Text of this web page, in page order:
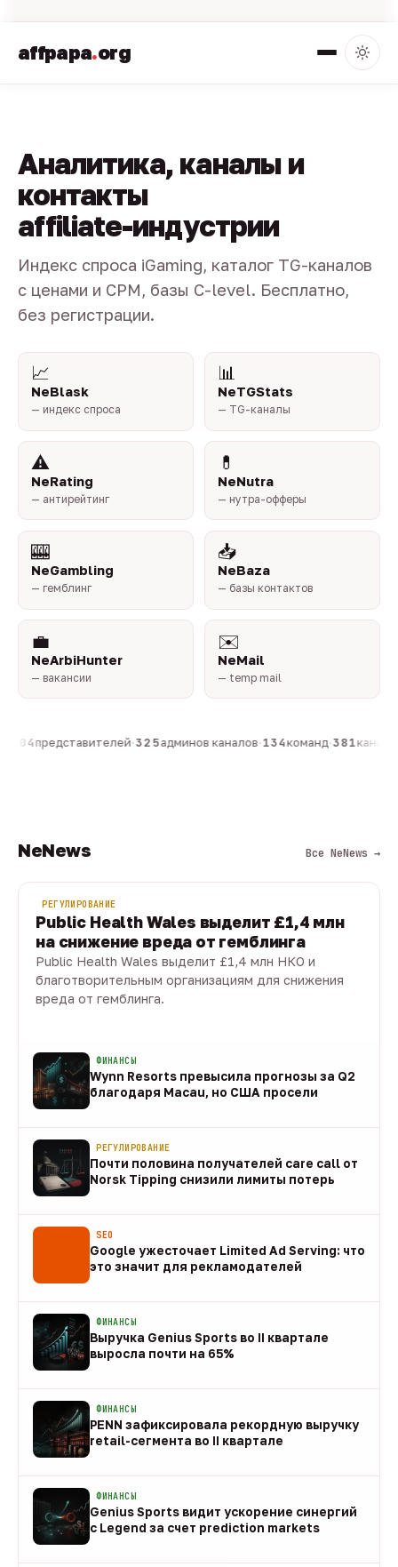
affpapa.org
Аналитика, каналы и
контакты
affiliate-индустрии
Индекс спроса iGaming, каталог TG-каналов
с ценами и CPM, базы C-level. Бесплатно,
без регистрации.
📈
NeBlask
— индекс спроса
📊
NeTGStats
— TG-каналы
⚠️
NeRating
— антирейтинг
💊
NeNutra
— нутра-офферы
🎰
NeGambling
— гемблинг
📥
NeBaza
— базы контактов
💼
NeArbiHunter
— вакансии
✉️
NeMail
— temp mail
804представителей·325админов каналов·134команд·381каналов
NeNews Все NeNews →
РЕГУЛИРОВАНИЕ
Public Health Wales выделит £1,4 млн
на снижение вреда от гемблинга
Public Health Wales выделит £1,4 млн НКО и
благотворительным организациям для снижения
вреда от гемблинга.
ФИНАНСЫ
Wynn Resorts превысила прогнозы за Q2
благодаря Macau, но США просели
РЕГУЛИРОВАНИЕ
Почти половина получателей care call от
Norsk Tipping снизили лимиты потерь
SEO
Google ужесточает Limited Ad Serving: что
это значит для рекламодателей
ФИНАНСЫ
Выручка Genius Sports во II квартале
выросла почти на 65%
ФИНАНСЫ
PENN зафиксировала рекордную выручку
retail-сегмента во II квартале
ФИНАНСЫ
Genius Sports видит ускорение синергий
с Legend за счет prediction markets